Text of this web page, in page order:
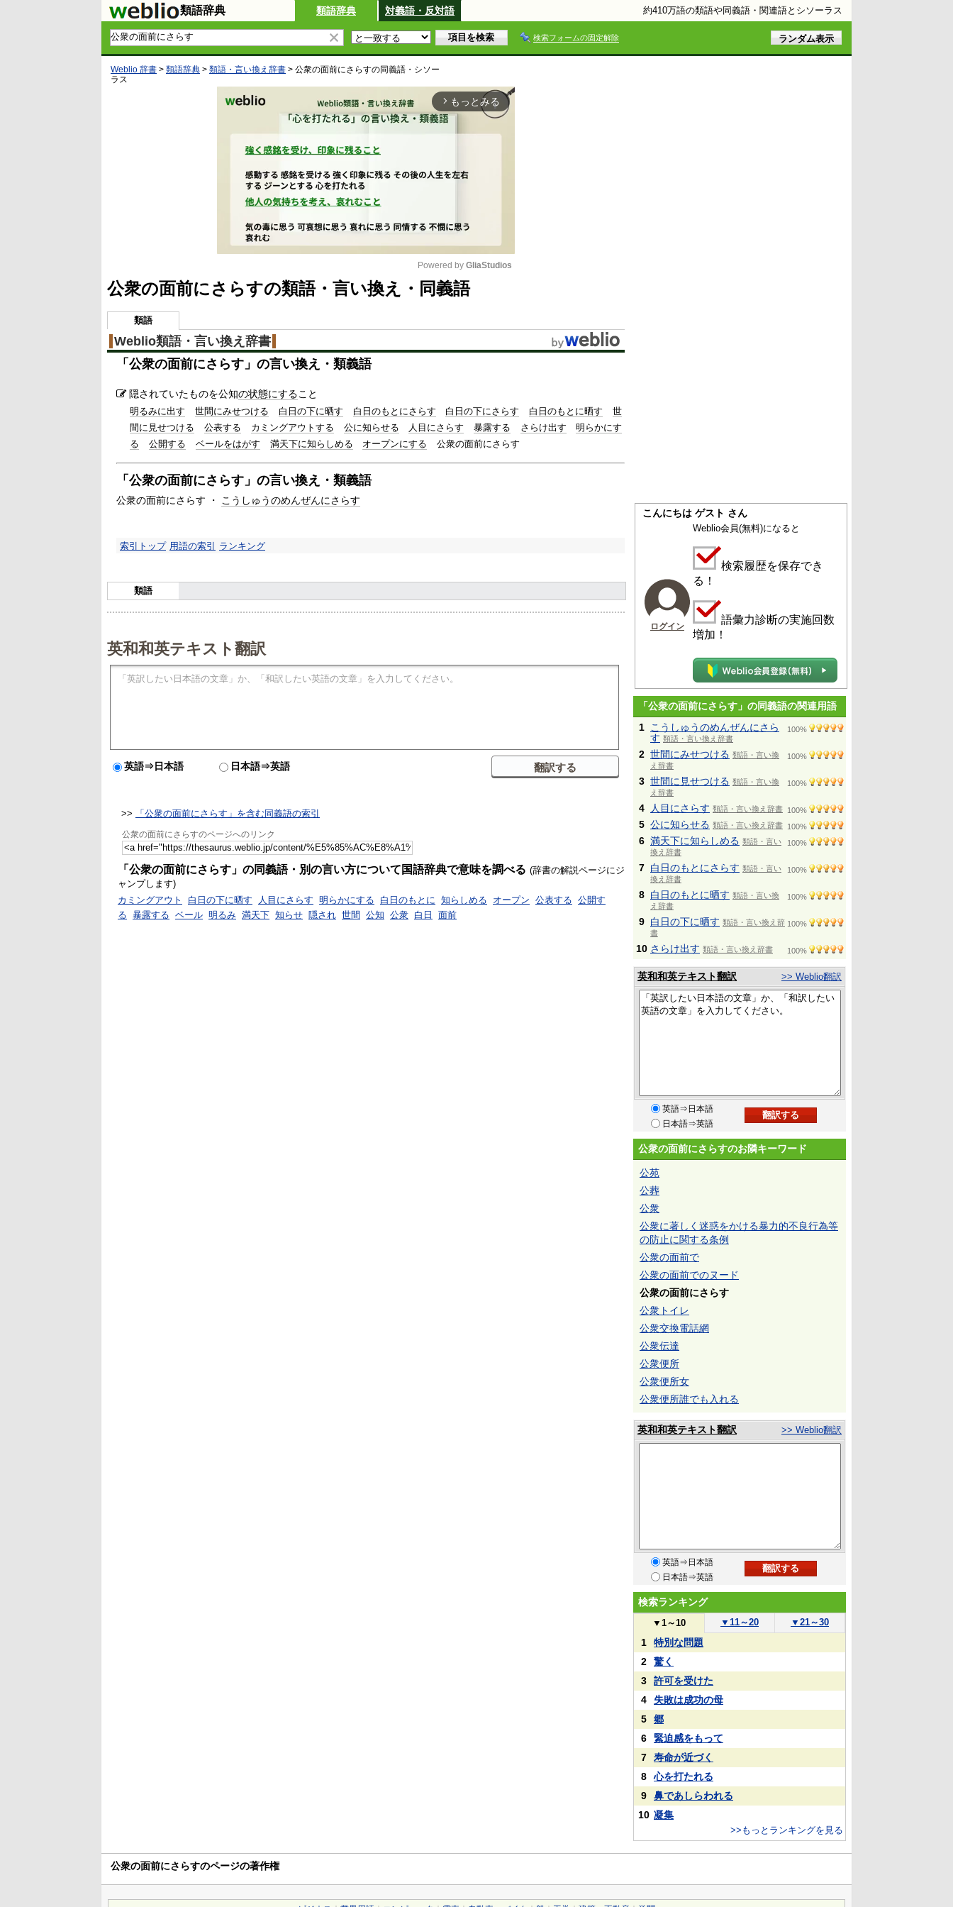
類語辞典 類語辞典 対義語・反対語 約410万語の類語や同義語・関連語とシソーラス
検索フォームの固定解除
Weblio 辞書 > 類語辞典 > 類語・言い換え辞書 > 公衆の面前にさらすの同義語・シソー
ラス
arrow_forward_ios もっとみる
Powered by GliaStudios
公衆の面前にさらすの類語・言い換え・同義語
類語
Weblio類語・言い換え辞書
「 公衆の面前にさらす 」の言い換え・類義語
隠されていたものを公知の状態にすること
明るみに出す 世間にみせつける 白日の下に晒す 白日のもとにさらす 白日の下にさらす 白日のもとに晒す
世
間に見せつける
公表する カミングアウトする 公に知らせる 人目にさらす 暴露する さらけ出す
明らかにす
る
公開する ベールをはがす 満天下に知らしめる オープンにする 公衆の面前にさらす
「 公衆の面前にさらす 」の言い換え・類義語
公衆の面前にさらす ・ こうしゅうのめんぜんにさらす
索引トップ 用語の索引 ランキング
類語
英和和英テキスト翻訳
英語⇒日本語 日本語⇒英語
>> 「公衆の面前にさらす」を含む同義語の索引
公衆の面前にさらすのページへのリンク
「公衆の面前にさらす」の同義語・別の言い方について国語辞典で意味を調べる (辞書の解説ページにジ
ャンプします)
カミングアウト
白日の下に晒す 人目にさらす 明らかにする 白日のもとに 知らしめる オープン 公表する 公開す
る 暴露する ベール 明るみ 満天下 知らせ 隠され 世間 公知 公衆 白日 面前
こんにちは ゲスト さん
ログイン
Weblio会員(無料)になると
検索履歴を保存でき
る！
語彙力診断の実施回数
増加！
「公衆の面前にさらす」の同義語の関連用語
1
こうしゅうのめんぜんにさら
す 類語・言い換え辞書
100%
2 世間にみせつける 類語・言い換
え辞書
100%
3 世間に見せつける 類語・言い換
え辞書
100%
4 人目にさらす 類語・言い換え辞書 100%
5 公に知らせる 類語・言い換え辞書 100%
6 満天下に知らしめる 類語・言い
換え辞書
100%
7 白日のもとにさらす 類語・言い
換え辞書
100%
8 白日のもとに晒す 類語・言い換
え辞書
100%
9 白日の下に晒す 類語・言い換え辞
書
100%
10 さらけ出す 類語・言い換え辞書 100%
英和和英テキスト翻訳 >> Weblio翻訳
英語⇒日本語
日本語⇒英語
公衆の面前にさらすのお隣キーワード
公苑
公葬
公衆
公衆に著しく迷惑をかける暴力的不良行為等
の防止に関する条例
公衆の面前で
公衆の面前でのヌード
公衆の面前にさらす
公衆トイレ
公衆交換電話網
公衆伝達
公衆便所
公衆便所女
公衆便所誰でも入れる
英和和英テキスト翻訳 >> Weblio翻訳
英語⇒日本語
日本語⇒英語
検索ランキング
▼ 1～10 ▼ 11～20 ▼ 21～30
1
特別な問題
2
驚く
3
許可を受けた
4
失敗は成功の母
5
郷
6
緊迫感をもって
7
寿命が近づく
8
心を打たれる
9
鼻であしらわれる
10 凝集
>>もっとランキングを見る
公衆の面前にさらすのページの著作権